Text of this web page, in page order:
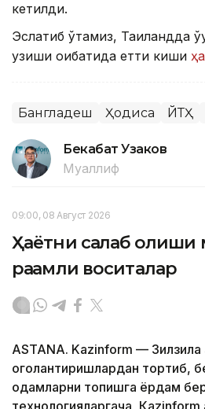
кетилди.
Эслатиб ўтамиз, Таиландда
узиши оқибатида етти киши
Бангладеш Ҳодиса ЙТҲ
Бекабат Узаков
Муаллиф
09:00, 08 Август 2026
Ҳаётни сақлаб
рақамли воситалар
ASTANA. Kazinform — Зилзила
огоҳлантиришлардан тортиб,
одамларни топишга ёрдам